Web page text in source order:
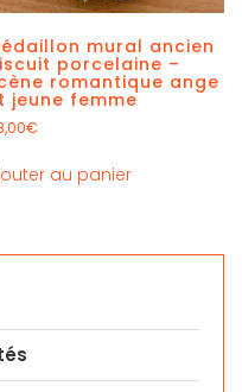
mural ancien
porcelaine –
romantique ange
jeune femme
€
au panier